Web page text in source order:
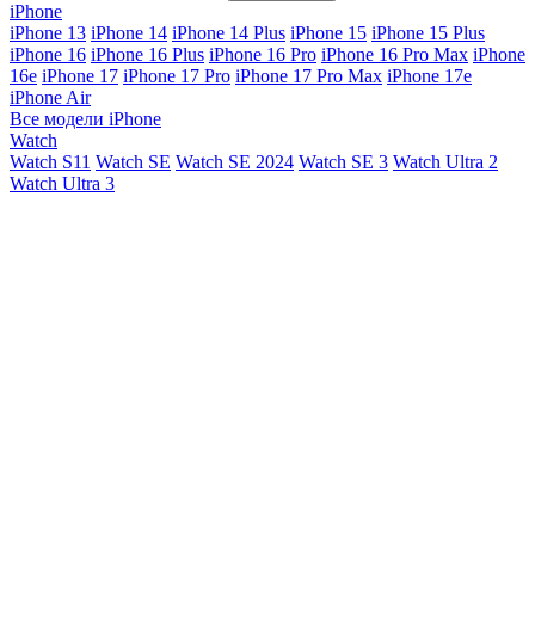
iPhone
iPhone 13 iPhone 14 iPhone 14 Plus iPhone 15 iPhone 15 Plus
iPhone 16 iPhone 16 Plus iPhone 16 Pro iPhone 16 Pro Max iPhone
16e iPhone 17 iPhone 17 Pro iPhone 17 Pro Max iPhone 17e
iPhone Air
Все модели iPhone
Watch
Watch S11 Watch SE Watch SE 2024 Watch SE 3 Watch Ultra 2
Watch Ultra 3